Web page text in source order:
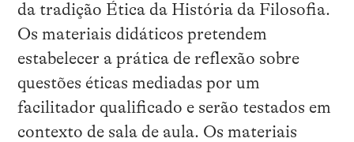
da tradição Ética da História da Filosofia.
Os materiais didáticos pretendem
estabelecer a prática de reflexão sobre
questões éticas mediadas por um
facilitador qualificado e serão testados em
contexto de sala de aula. Os materiais